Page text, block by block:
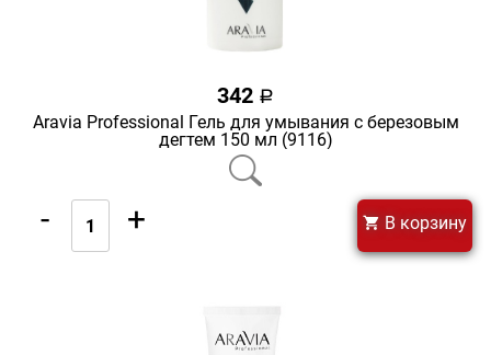
342 a
Aravia Professional Гель для умывания с березовым
дегтем 150 мл (9116)
- + В корзину